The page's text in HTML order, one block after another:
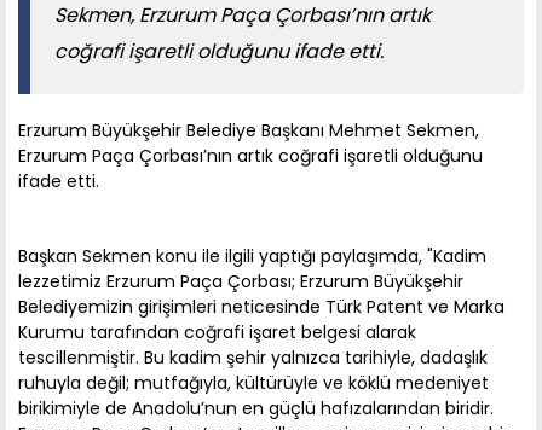
Sekmen, Erzurum Paça Çorbası’nın artık
coğrafi işaretli olduğunu ifade etti.
Erzurum Büyükşehir Belediye Başkanı Mehmet Sekmen,
Erzurum Paça Çorbası’nın artık coğrafi işaretli olduğunu
ifade etti.
Başkan Sekmen konu ile ilgili yaptığı paylaşımda, "Kadim
lezzetimiz Erzurum Paça Çorbası; Erzurum Büyükşehir
Belediyemizin girişimleri neticesinde Türk Patent ve Marka
Kurumu tarafından coğrafi işaret belgesi alarak
tescillenmiştir. Bu kadim şehir yalnızca tarihiyle, dadaşlık
ruhuyla değil; mutfağıyla, kültürüyle ve köklü medeniyet
birikimiyle de Anadolu’nun en güçlü hafızalarından biridir.